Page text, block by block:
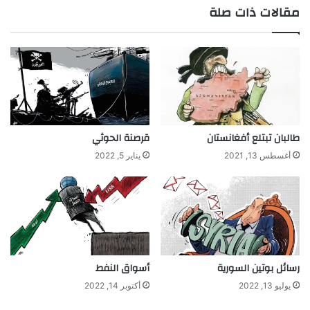
مقالات ذات صلة
طالبان تبتلع أفغانستان
أغسطس 13, 2021
قرصنة الحوثي
يناير 5, 2022
رسائل بوتين السورية
يوليو 13, 2022
أسواق النفط
أكتوبر 14, 2022